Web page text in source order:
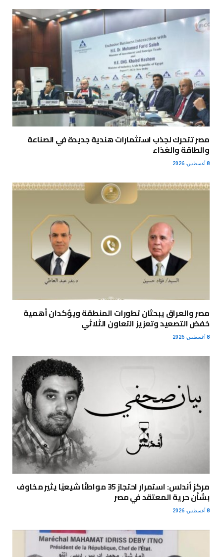
مصر تتحرك لجذب استثمارات هندية جديدة في الصناعة
والطاقة والغذاء
8 أغسطس، 2026
مصر والعراق يبحثان تطورات المنطقة ويؤكدان أهمية
خفض التصعيد وتعزيز التعاون الثلاثي
8 أغسطس، 2026
مركز أندلس: استمرار احتجاز 35 مواطنًا شيعيًا يثير مخاوف
بشأن حرية المعتقد في مصر
8 أغسطس، 2026